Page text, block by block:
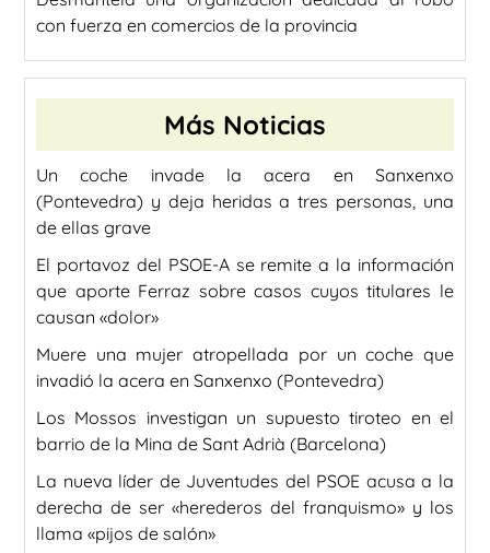
con fuerza en comercios de la provincia
Más Noticias
Un coche invade la acera en Sanxenxo
(Pontevedra) y deja heridas a tres personas, una
de ellas grave
El portavoz del PSOE-A se remite a la información
que aporte Ferraz sobre casos cuyos titulares le
causan «dolor»
Muere una mujer atropellada por un coche que
invadió la acera en Sanxenxo (Pontevedra)
Los Mossos investigan un supuesto tiroteo en el
barrio de la Mina de Sant Adrià (Barcelona)
La nueva líder de Juventudes del PSOE acusa a la
derecha de ser «herederos del franquismo» y los
llama «pijos de salón»